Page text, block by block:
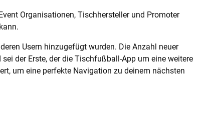
Organisationen, Tischhersteller und Promoter
Usern hinzugefügt wurden. Die Anzahl neuer
der Erste, der die Tischfußball-App um eine weitere
um eine perfekte Navigation zu deinem nächsten